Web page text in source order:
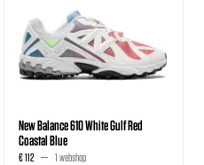
New Balance 610 White Gulf Red
Coastal Blue
€ 112 1 webshop